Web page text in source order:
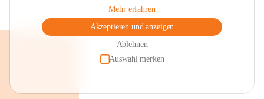
Mehr erfahren
Akzeptieren und anzeigen
Ablehnen
Auswahl merken